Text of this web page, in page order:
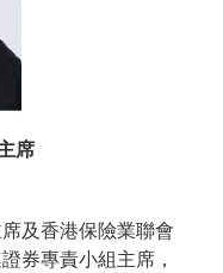
席
及香港保險業聯會
券專責小組主席，